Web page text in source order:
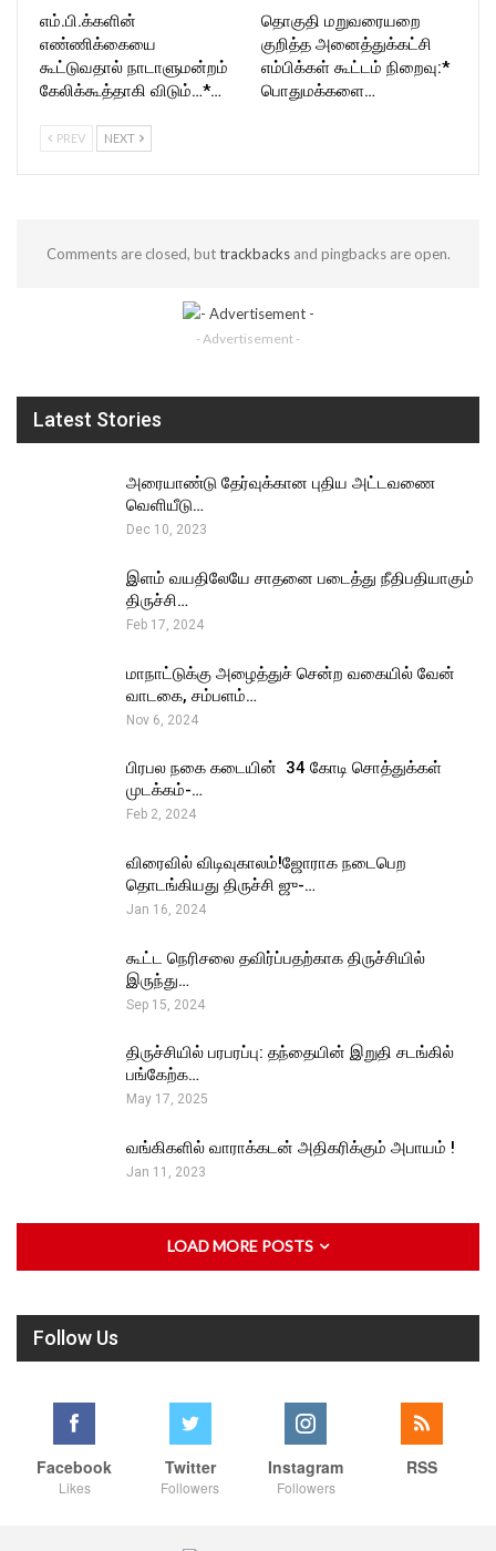
எம்.பி.க்களின்
எண்ணிக்கையை
கூட்டுவதால் நாடாளுமன்றம்
கேலிக்கூத்தாகி விடும்…*…
தொகுதி மறுவரையறை
குறித்த அனைத்துக்கட்சி
எம்பிக்கள் கூட்டம் நிறைவு:*
பொதுமக்களை…
PREV NEXT
Comments are closed, buttrackbacksand pingbacks are open.
- Advertisement -
Latest Stories
அரையாண்டு தேர்வுக்கான புதிய அட்டவணை
வெளியீடு…
Dec 10, 2023
இளம் வயதிலேயே சாதனை படைத்து நீதிபதியாகும்
திருச்சி…
Feb 17, 2024
மாநாட்டுக்கு அழைத்துச் சென்ற வகையில் வேன்
வாடகை, சம்பளம்…
Nov 6, 2024
பிரபல நகை கடையின் ₹ 34 கோடி சொத்துக்கள்
முடக்கம்-…
Feb 2, 2024
விரைவில் விடிவுகாலம்!ஜோராக நடைபெற
தொடங்கியது திருச்சி ஜு-…
Jan 16, 2024
கூட்ட நெரிசலை தவிர்ப்பதற்காக திருச்சியில்
இருந்து…
Sep 15, 2024
திருச்சியில் பரபரப்பு: தந்தையின் இறுதி சடங்கில்
பங்கேற்க…
May 17, 2025
வங்கிகளில் வாராக்கடன் அதிகரிக்கும் அபாயம் !
Jan 11, 2023
LOAD MORE POSTS
Follow Us
Facebook
Likes
Twitter
Followers
Instagram
Followers
RSS